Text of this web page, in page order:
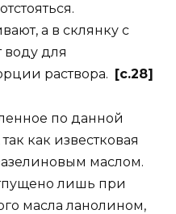
а в склянку с
воду для
раствора.
[c.28]
по данной
как известковая
маслом.
лишь при
масла ланолином,